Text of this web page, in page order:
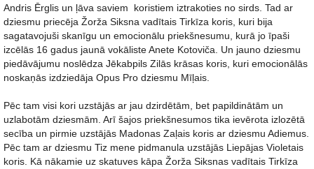
Andris Ērglis un ļāva saviem koristiem iztrakoties no sirds. Tad ar
dziesmu priecēja Žorža Siksna vadītais Tirkīza koris, kuri bija
sagatavojuši skanīgu un emocionālu priekšnesumu, kurā jo īpaši
izcēlās 16 gadus jaunā vokāliste Anete Kotoviča. Un jauno dziesmu
piedāvājumu noslēdza Jēkabpils Zilās krāsas koris, kuri emocionālās
noskaņās izdziedāja Opus Pro dziesmu Mīļais.
Pēc tam visi kori uzstājās ar jau dzirdētām, bet papildinātām un
uzlabotām dziesmām. Arī šajos priekšnesumos tika ievērota izlozētā
secība un pirmie uzstājās Madonas Zaļais koris ar dziesmu Adiemus.
Pēc tam ar dziesmu Tiz mene pidmanula uzstājās Liepājas Violetais
koris. Kā nākamie uz skatuves kāpa Žorža Siksnas vadītais Tirkīza